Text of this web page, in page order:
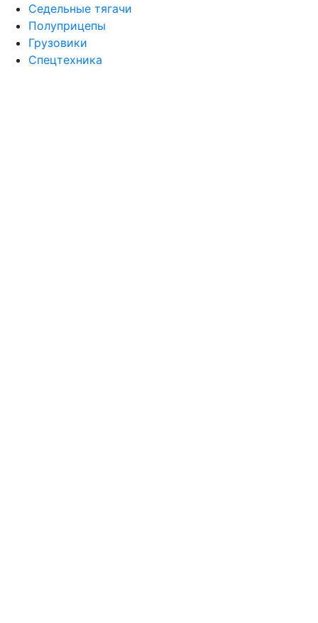
Седельные тягачи
Полуприцепы
Грузовики
Спецтехника